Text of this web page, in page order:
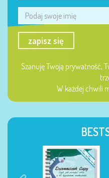
zapisz się
Szanuję Twoją prywatność,
W każdej chwili